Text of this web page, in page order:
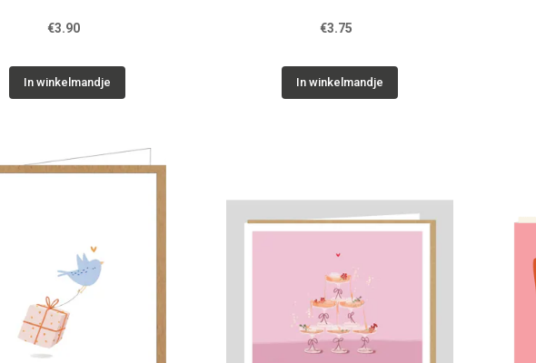
€3.90
In winkelmandje
€3.75
In winkelmandje